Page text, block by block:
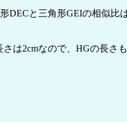
と三角形GEIの相似比
は2cmなので、HGの長さも